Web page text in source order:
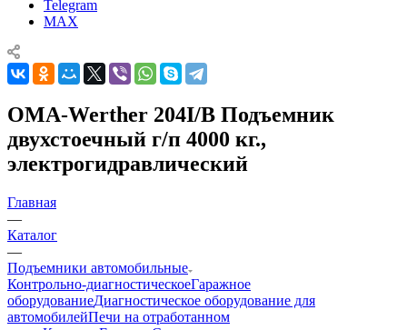
Telegram
MAX
OMA-Werther 204I/B Подъемник
двухстоечный г/п 4000 кг.,
электрогидравлический
Главная
—
Каталог
—
Подъемники автомобильные
Контрольно-диагностическоеГаражное
оборудованиеДиагностическое оборудование для
автомобилейПечи на отработанном